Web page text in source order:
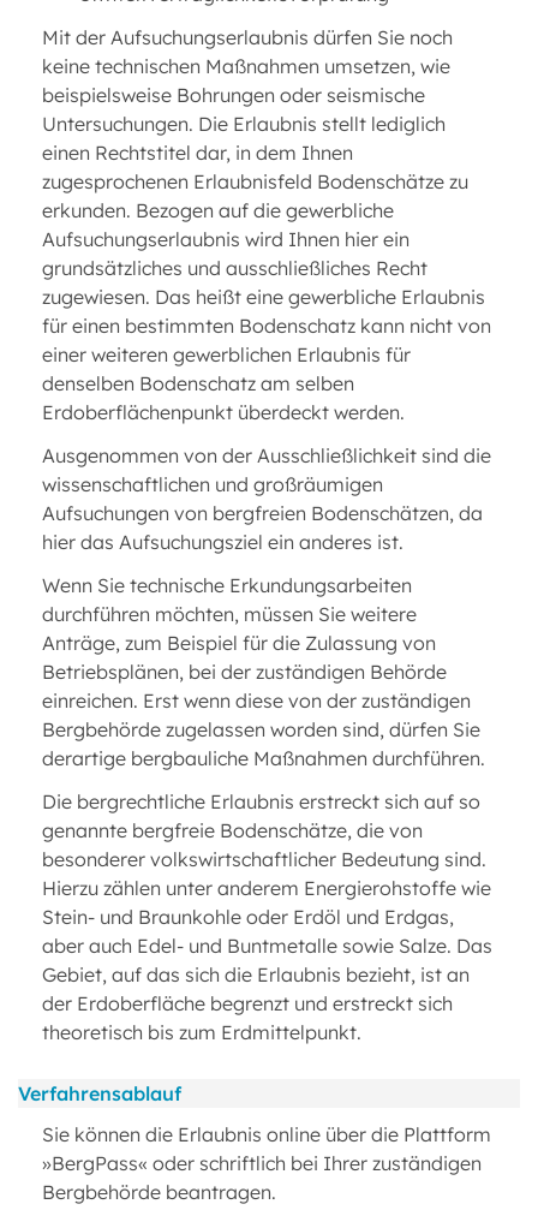
Mit der Aufsuchungserlaubnis dürfen Sie noch
keine technischen Maßnahmen umsetzen, wie
beispielsweise Bohrungen oder seismische
Untersuchungen. Die Erlaubnis stellt lediglich
einen Rechtstitel dar, in dem Ihnen
zugesprochenen Erlaubnisfeld Bodenschätze zu
erkunden. Bezogen auf die gewerbliche
Aufsuchungserlaubnis wird Ihnen hier ein
grundsätzliches und ausschließliches Recht
zugewiesen. Das heißt eine gewerbliche Erlaubnis
für einen bestimmten Bodenschatz kann nicht von
einer weiteren gewerblichen Erlaubnis für
denselben Bodenschatz am selben
Erdoberflächenpunkt überdeckt werden.
Ausgenommen von der Ausschließlichkeit sind die
wissenschaftlichen und großräumigen
Aufsuchungen von bergfreien Bodenschätzen, da
hier das Aufsuchungsziel ein anderes ist.
Wenn Sie technische Erkundungsarbeiten
durchführen möchten, müssen Sie weitere
Anträge, zum Beispiel für die Zulassung von
Betriebsplänen, bei der zuständigen Behörde
einreichen. Erst wenn diese von der zuständigen
Bergbehörde zugelassen worden sind, dürfen Sie
derartige bergbauliche Maßnahmen durchführen.
Die bergrechtliche Erlaubnis erstreckt sich auf so
genannte bergfreie Bodenschätze, die von
besonderer volkswirtschaftlicher Bedeutung sind.
Hierzu zählen unter anderem Energierohstoffe wie
Stein- und Braunkohle oder Erdöl und Erdgas,
aber auch Edel- und Buntmetalle sowie Salze. Das
Gebiet, auf das sich die Erlaubnis bezieht, ist an
der Erdoberfläche begrenzt und erstreckt sich
theoretisch bis zum Erdmittelpunkt.
Verfahrensablauf
Sie können die Erlaubnis online über die Plattform
»BergPass« oder schriftlich bei Ihrer zuständigen
Bergbehörde beantragen.